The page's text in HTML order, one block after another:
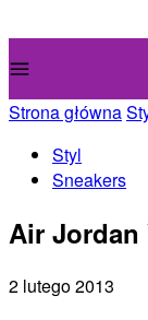
Strona główna
Styl
Sneakers
Air Jordan
2 lutego 2013